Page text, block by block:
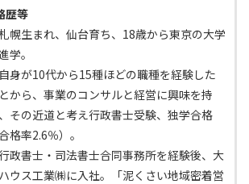
歴等
幌生まれ、仙台育ち、18歳から東京の大学
学。
身が10代から15種ほどの職種を経験した
から、事業のコンサルと経営に興味を持
その近道と考え行政書士受験、独学合格
合格率2.6％）。
政書士・司法書士合同事務所を経験後、大
ウス工業㈱に入社。「泥くさい地域密着営